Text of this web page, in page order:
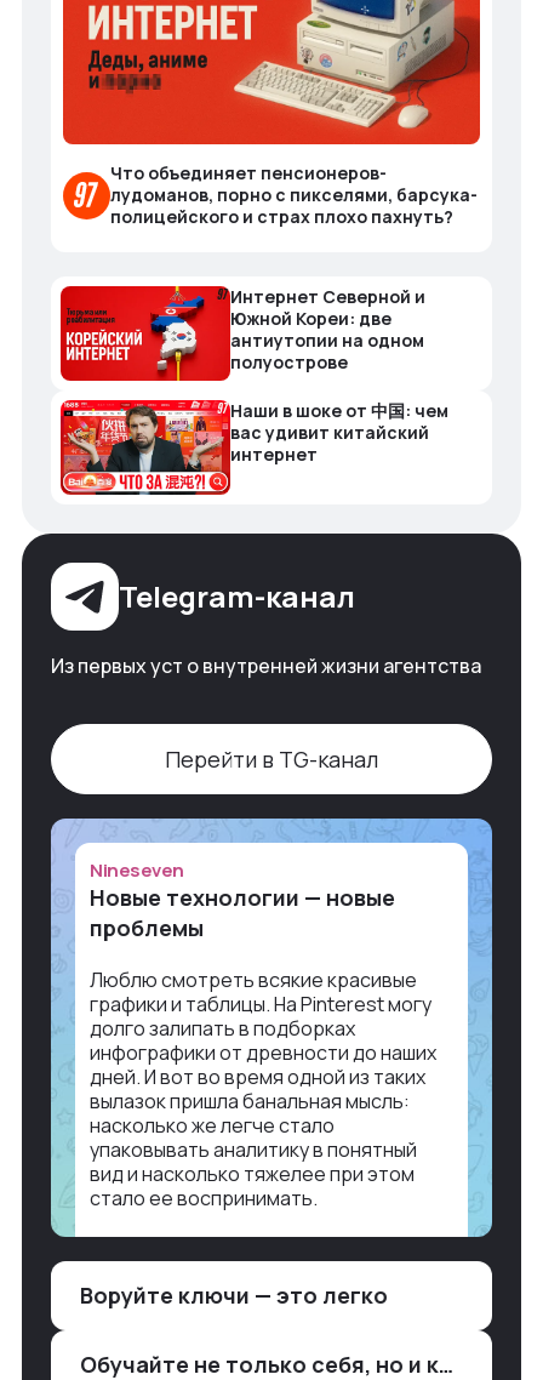
Что объединяет пенсионеров-
лудоманов, порно с пикселями, барсука-
полицейского и страх плохо пахнуть?
Интернет Северной и
Южной Кореи: две
антиутопии на одном
полуострове
Наши в шоке от 中国: чем
вас удивит китайский
интернет
Telegram-канал
Из первых уст о внутренней жизни агентства
Перейти в TG-канал
Nineseven
Новые технологии — новые
проблемы
Люблю смотреть всякие красивые
графики и таблицы. На Pinterest могу
долго залипать в подборках
инфографики от древности до наших
дней. И вот во время одной из таких
вылазок пришла банальная мысль:
насколько же легче стало
упаковывать аналитику в понятный
вид и насколько тяжелее при этом
стало ее воспринимать.
аналитикой лет 15 назад, нужно было:
продажи, заявки, прогресс по проекту
Воруйте ключи — это легко
Обучайте не только себя, но и клиентов